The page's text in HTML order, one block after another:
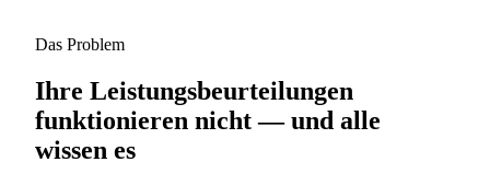
Das Problem
Ihre Leistungsbeurteilungen
funktionieren nicht — und alle
wissen es